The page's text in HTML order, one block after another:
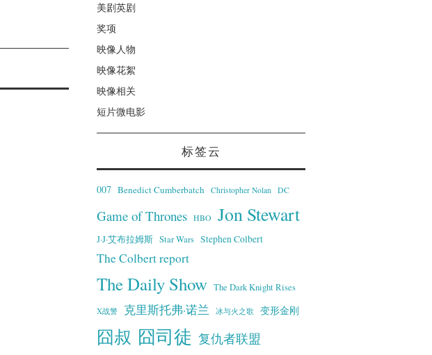
美剧英剧
奖项
映像人物
映像花絮
映像相关
短片微电影
标签云
007 Benedict Cumberbatch Christopher Nolan DC
Game of Thrones HBO Jon Stewart
J·J·艾布拉姆斯 Star Wars Stephen Colbert
The Colbert report
The Daily Show The Dark Knight Rises
X战警 克里斯托弗·诺兰 冰与火之歌 变形金刚
囧叔 囧司徒 复仇者联盟